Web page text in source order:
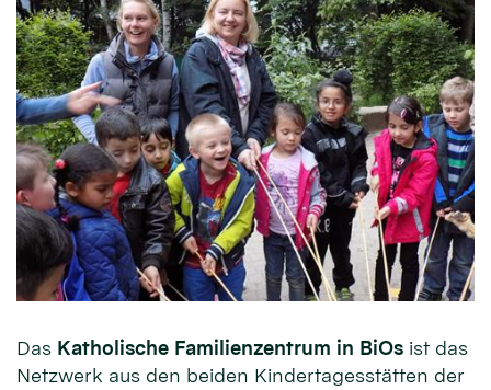
Das Katholische Familienzentrum in BiOs ist das
Netzwerk aus den beiden Kindertagesstätten der